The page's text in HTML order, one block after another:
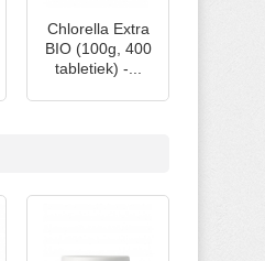
Chlorella Extra
BIO (100g, 400
tabletiek) -...